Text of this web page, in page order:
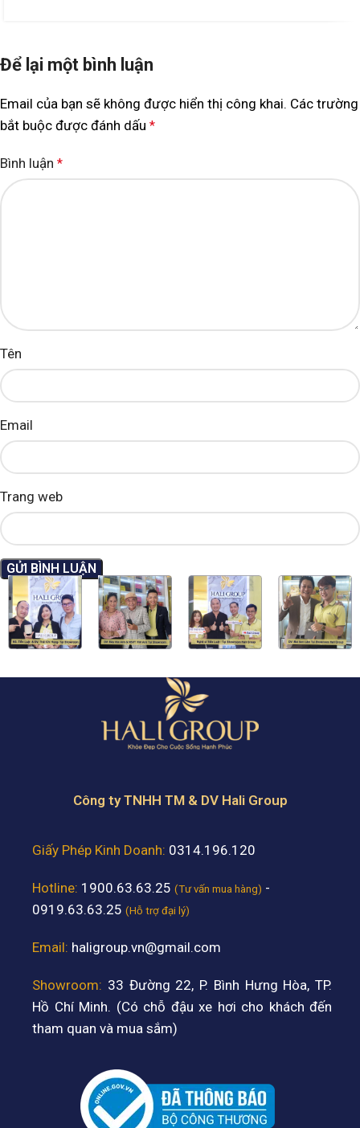
Để lại một bình luận
Email của bạn sẽ không được hiển thị công khai. Các trường
bắt buộc được đánh dấu *
Bình luận *
Tên
Email
Trang web
Công ty TNHH TM & DV Hali Group
Giấy Phép Kinh Doanh: 0314.196.120
Hotline: 1900.63.63.25 (Tư vấn mua hàng) -
0919.63.63.25 (Hỗ trợ đại lý)
Email: haligroup.vn@gmail.com
Showroom: 33 Đường 22, P. Bình Hưng Hòa, TP.
Hồ Chí Minh. (Có chỗ đậu xe hơi cho khách đến
tham quan và mua sắm)